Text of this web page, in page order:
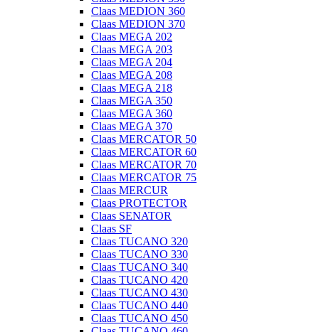
Claas MEDION 360
Claas MEDION 370
Claas MEGA 202
Claas MEGA 203
Claas MEGA 204
Claas MEGA 208
Claas MEGA 218
Claas MEGA 350
Claas MEGA 360
Claas MEGA 370
Claas MERCATOR 50
Claas MERCATOR 60
Claas MERCATOR 70
Claas MERCATOR 75
Claas MERCUR
Claas PROTECTOR
Claas SENATOR
Claas SF
Claas TUCANO 320
Claas TUCANO 330
Claas TUCANO 340
Claas TUCANO 420
Claas TUCANO 430
Claas TUCANO 440
Claas TUCANO 450